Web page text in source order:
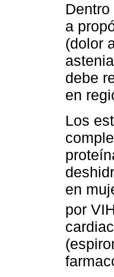
a
(dolor
debe
en
Los
en
por